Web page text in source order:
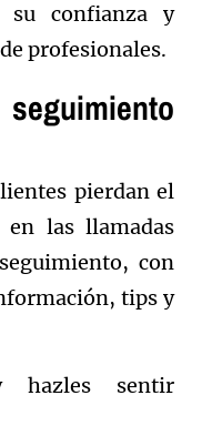
su confianza y
profesionales.
pierdan el
en las llamadas
con
tips y
hazles sentir